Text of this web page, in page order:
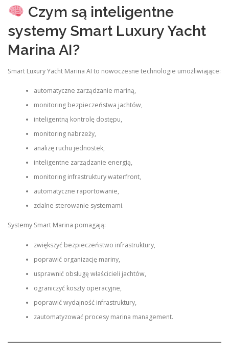
Czym są inteligentne
systemy Smart Luxury Yacht
Marina AI?
Smart Luxury Yacht Marina AI to nowoczesne technologie umożliwiające:
automatyczne zarządzanie mariną,
monitoring bezpieczeństwa jachtów,
inteligentną kontrolę dostępu,
monitoring nabrzeży,
analizę ruchu jednostek,
inteligentne zarządzanie energią,
monitoring infrastruktury waterfront,
automatyczne raportowanie,
zdalne sterowanie systemami.
Systemy Smart Marina pomagają:
zwiększyć bezpieczeństwo infrastruktury,
poprawić organizację mariny,
usprawnić obsługę właścicieli jachtów,
ograniczyć koszty operacyjne,
poprawić wydajność infrastruktury,
zautomatyzować procesy marina management.